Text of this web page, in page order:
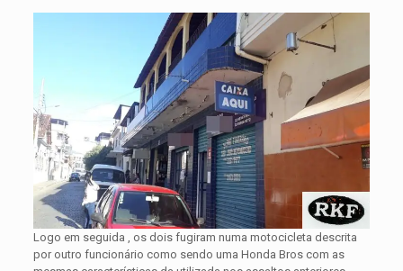
Logo em seguida , os dois fugiram numa motocicleta descrita
por outro funcionário como sendo uma Honda Bros com as